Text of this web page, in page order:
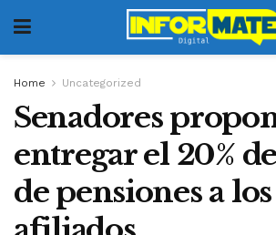
Home Uncategorized
Senadores
entregar el 20%
de pensiones a los